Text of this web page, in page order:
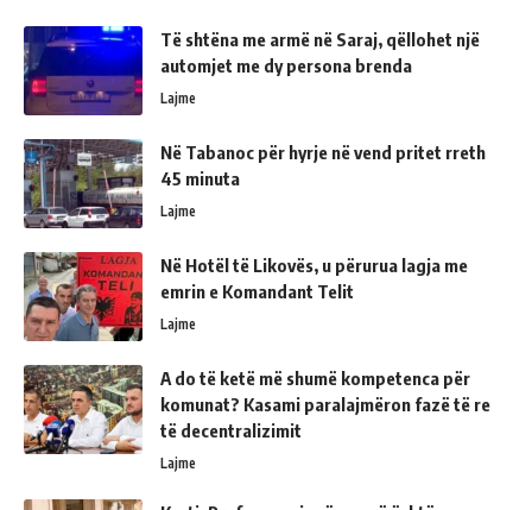
Të shtëna me armë në Saraj, qëllohet një
automjet me dy persona brenda
Lajme
Në Tabanoc për hyrje në vend pritet rreth
45 minuta
Lajme
Në Hotël të Likovës, u përurua lagja me
emrin e Komandant Telit
Lajme
A do të ketë më shumë kompetenca për
komunat? Kasami paralajmëron fazë të re
të decentralizimit
Lajme